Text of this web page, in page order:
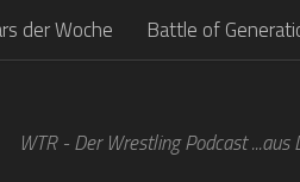
der Woche Battle of
WTR - Der Wrestling Podcast